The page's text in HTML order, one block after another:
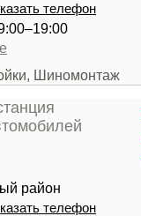
телефон
Шиномонтаж
район
телефон